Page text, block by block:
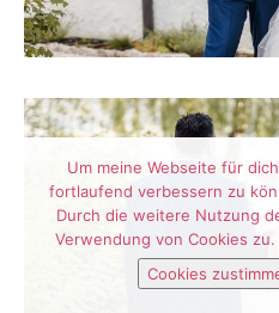
Um meine Webseite für
fortlaufend verbessern zu
Durch die weitere Nutzung
Verwendung von Cookies zu.
Cookies